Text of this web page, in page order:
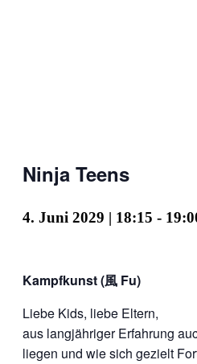
Ninja Teens
4. Juni 2029 | 18:15 -
Kampfkunst (風 Fu)
Liebe Kids, liebe Eltern,
aus langjähriger Erfahrung
liegen und wie sich gezielt